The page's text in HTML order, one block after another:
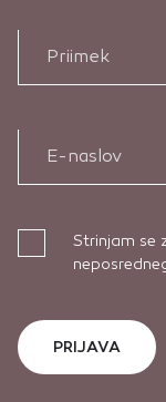
Priimek
E-naslov
Strinjam se
PRIJAVA